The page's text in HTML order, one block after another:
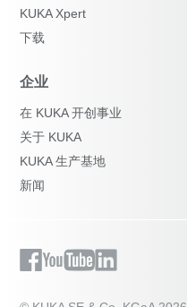
KUKA Xpert
下载
企业
在 KUKA 开创事业
关于 KUKA
KUKA 生产基地
新闻